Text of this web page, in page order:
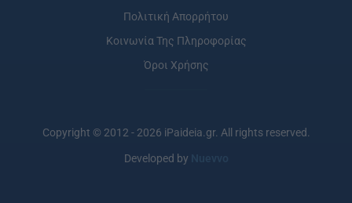
Πολιτική Απορρήτου
Κοινωνία Της Πληροφορίας
Όροι Χρήσης
Copyright © 2012 - 2026 iPaideia.gr. All rights reserved.
Developed by